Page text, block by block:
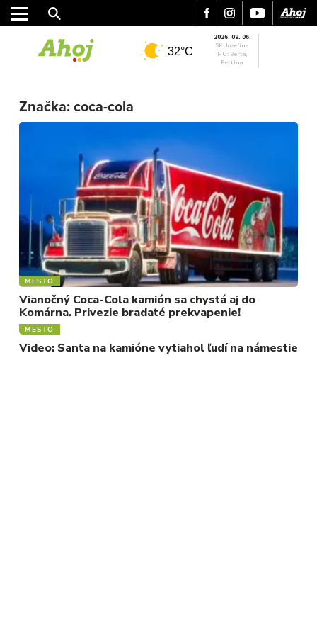
REGIÓN
ŠPORT
KULTÚRA
FOTKY
VIDEO
MIX
32°C
2026. 08. 06.
SK: Jozefína
HU: Berta,
Bettina
Značka: coca-cola
MESTO
Vianočný Coca-Cola kamión sa chystá aj do
Komárna. Privezie bradaté prekvapenie!
MESTO
Video: Santa na kamióne vytiahol ľudí na námestie